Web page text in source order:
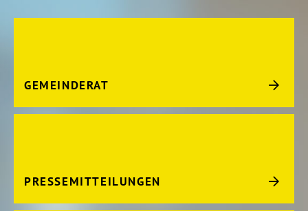
GEMEINDERAT
PRESSEMITTEILUNGEN